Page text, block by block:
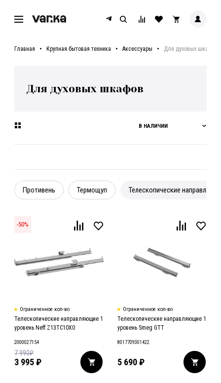
Главная Крупная бытовая техника Аксессуары Для духовых шкафов
Для духовых шкафов
В НАЛИЧИИ
Противень Термощуп Телескопические
-50%
Ограниченное кол-во
Телескопические направляющие 1
уровень Neff Z13TC10X0
2000027154
3 995₽
7 990₽
Ограниченное кол-во
Телескопические направляющие 1
уровень Smeg GTT
8017709301422
5 690 ₽